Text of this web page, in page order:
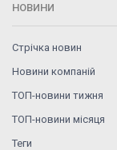
НОВИНИ
Стрічка новин
Новини компаній
ТОП-новини тижня
ТОП-новини місяця
Теги